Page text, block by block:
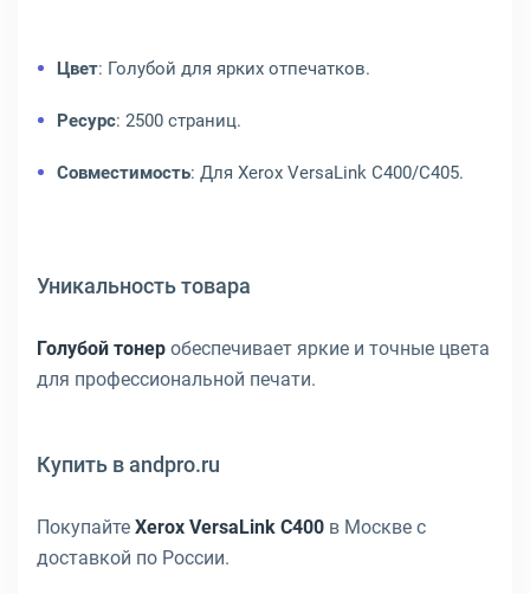
Цвет: Голубой для ярких отпечатков.
Ресурс: 2500 страниц.
Совместимость: Для Xerox VersaLink C400/C405.
Уникальность товара
Голубой тонер обеспечивает яркие и точные цвета
для профессиональной печати.
Купить в andpro.ru
Покупайте Xerox VersaLink C400 в Москве с
доставкой по России.